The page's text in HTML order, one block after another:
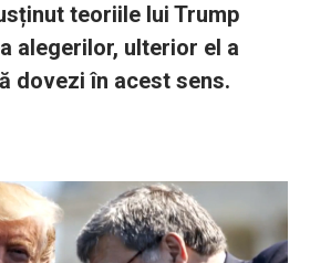
teoriile lui Trump
alegerilor, ulterior el a
dovezi în acest sens.